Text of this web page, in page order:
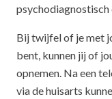
psychodiagnostisch
Bij twijfel of je met
bent, kunnen jij of
opnemen. Na een
via de huisarts